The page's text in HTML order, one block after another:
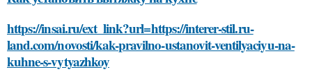
https://insai.ru/ext_link?url=https://interer-stil.ru-
land.com/novosti/kak-pravilno-ustanovit-ventilyaciyu-na-
kuhne-s-vytyazhkoy